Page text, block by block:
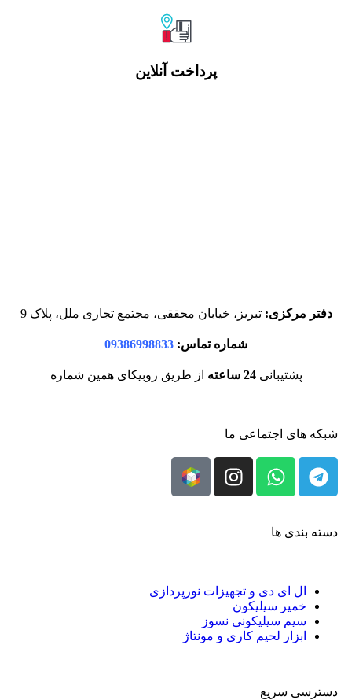
پرداخت آنلاین
دفتر مرکزی: تبریز، خیابان محققی، مجتمع تجاری ملل، پلاک 9
شماره تماس: 09386998833
پشتیبانی24 ساعته از طریق روبیکای همین شماره
شبکه های اجتماعی ما
دسته بندی ها
ال‌ ای‌ دی و تجهیزات نورپردازی
خمیر سیلیکون
سیم سیلیکونی نسوز
ابزار لحیم کاری و مونتاژ
دسترسی سریع